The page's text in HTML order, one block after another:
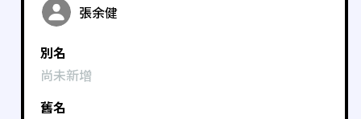
張余健
別名
尚未新增
舊名